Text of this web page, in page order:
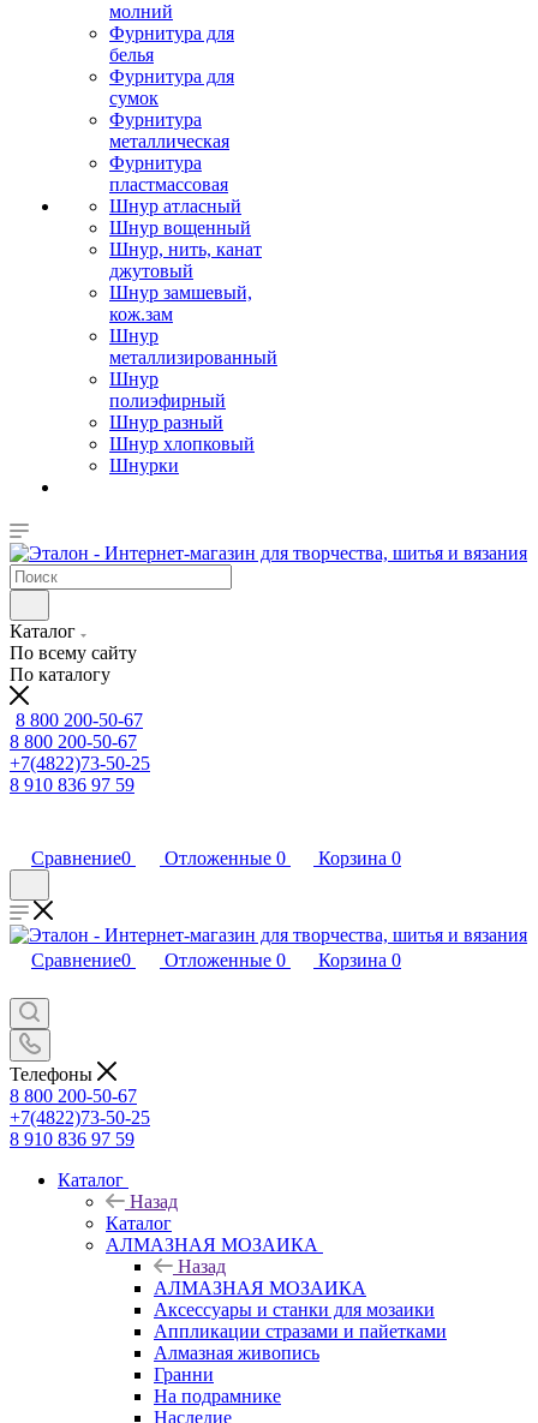
молний
Фурнитура для
белья
Фурнитура для
сумок
Фурнитура
металлическая
Фурнитура
пластмассовая
Шнур атласный
Шнур вощенный
Шнур, нить, канат
джутовый
Шнур замшевый,
кож.зам
Шнур
металлизированный
Шнур
полиэфирный
Шнур разный
Шнур хлопковый
Шнурки
Каталог
По всему сайту
По каталогу
8 800 200-50-67
8 800 200-50-67
+7(4822)73-50-25
8 910 836 97 59
Сравнение0 Отложенные 0 Корзина 0
Сравнение0 Отложенные 0 Корзина 0
Телефоны
8 800 200-50-67
+7(4822)73-50-25
8 910 836 97 59
Каталог
Назад
Каталог
АЛМАЗНАЯ МОЗАИКА
Назад
АЛМАЗНАЯ МОЗАИКА
Аксессуары и станки для мозаики
Аппликации стразами и пайетками
Алмазная живопись
Гранни
На подрамнике
Наследие